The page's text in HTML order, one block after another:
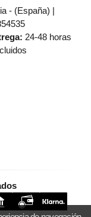
- (España) |
24-48 horas